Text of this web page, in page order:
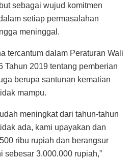
sebagai wujud komitmen
setiap permasalahan
meninggal.
tercantum dalam Peraturan Wali
Tahun 2019 tentang pemberian
berupa santunan kematian
mampu.
meningkat dari tahun-tahun
ada, kami upayakan dan
ribu rupiah dan berangsur
sebesar 3.000.000 rupiah,”